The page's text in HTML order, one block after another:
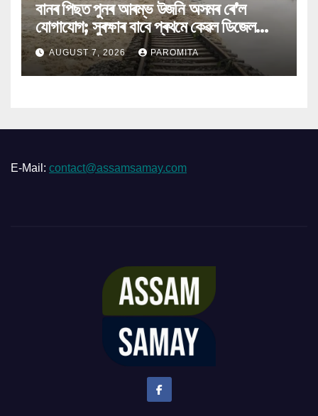
বানৰ পিছত পুনৰ আৰম্ভ উজনি অসমৰ ৰে’ল
যোগাযোগ; সুৰক্ষাৰ বাবে প্ৰথমে কেৱল ডিজেল
ইঞ্জিনেৰে চলিব ৰে’ল
AUGUST 7, 2026 PAROMITA
E-Mail: contact@assamsamay.com